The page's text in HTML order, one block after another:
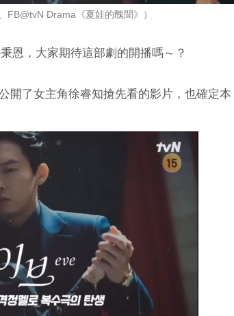
FB@tvN Drama《夏娃的醜聞》）
恩，大家期待這部劇的開播嗎～？
開了女主角徐睿知搶先看的影片，也確定本